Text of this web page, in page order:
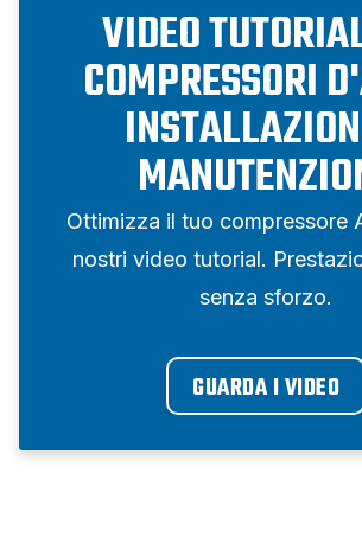
VIDEO
COMPRESSORI
Ottimizza il tuo compressore
nostri video tutorial.
senza sforzo.
GUARDA I VIDEO